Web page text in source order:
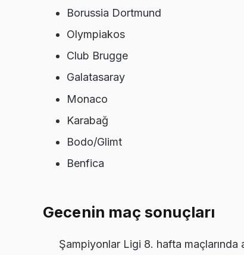
Borussia Dortmund
Olympiakos
Club Brugge
Galatasaray
Monaco
Karabağ
Bodo/Glimt
Benfica
Gecenin maç sonuçları
Şampiyonlar Ligi 8. hafta maçlarında